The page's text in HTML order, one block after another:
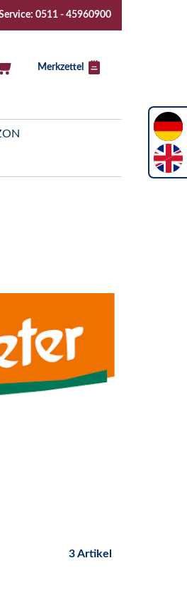
jetzt buchen!
0511 - 45960900
Merkzettel
3 Artikel